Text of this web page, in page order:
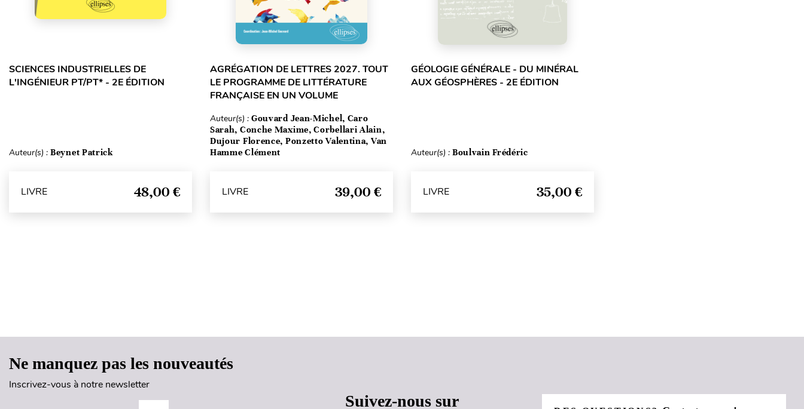
SCIENCES INDUSTRIELLES DE
L'INGÉNIEUR PT/PT* - 2E ÉDITION
Auteur(s) : Beynet Patrick
LIVRE 48,00 €
AGRÉGATION DE LETTRES 2027. TOUT
LE PROGRAMME DE LITTÉRATURE
FRANÇAISE EN UN VOLUME
Auteur(s) : Gouvard Jean-Michel, Caro
Sarah, Conche Maxime, Corbellari Alain,
Dujour Florence, Ponzetto Valentina, Van
Hamme Clément
LIVRE 39,00 €
GÉOLOGIE GÉNÉRALE - DU MINÉRAL
AUX GÉOSPHÈRES - 2E ÉDITION
Auteur(s) : Boulvain Frédéric
LIVRE 35,00 €
Ne manquez pas les nouveautés
Inscrivez-vous à notre newsletter
Suivez-nous sur